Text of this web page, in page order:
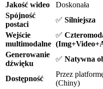
Jakość wideo
Doskonała
Spójność
postaci
✅ Silniejsza
Wejście
multimodalne
✅
Generowanie
dźwięku
✅ Natywna
Dostępność
Przez
(Chiny)